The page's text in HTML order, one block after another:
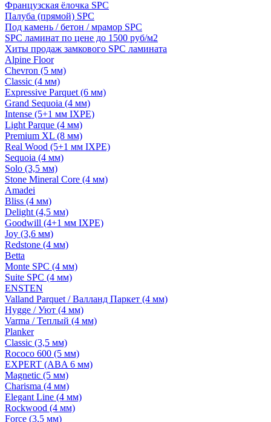
Французская ёлочка SPC
Палуба (прямой) SPC
Под камень / бетон / мрамор SPC
SPC ламинат по цене до 1500 руб/м2
Хиты продаж замкового SPC ламината
Alpine Floor
Chevron (5 мм)
Classic (4 мм)
Expressive Parquet (6 мм)
Grand Sequoia (4 мм)
Intense (5+1 мм IXPE)
Light Parque (4 мм)
Premium XL (8 мм)
Real Wood (5+1 мм IXPE)
Sequoia (4 мм)
Solo (3,5 мм)
Stone Mineral Core (4 мм)
Amadei
Bliss (4 мм)
Delight (4,5 мм)
Goodwill (4+1 мм IXPE)
Joy (3,6 мм)
Redstone (4 мм)
Betta
Monte SPC (4 мм)
Suite SPC (4 мм)
ENSTEN
Valland Parquet / Валланд Паркет (4 мм)
Hygge / Уют (4 мм)
Varma / Теплый (4 мм)
Planker
Classic (3,5 мм)
Rococo 600 (5 мм)
EXPERT (ABA 6 мм)
Magnetic (5 мм)
Charisma (4 мм)
Elegant Line (4 мм)
Rockwood (4 мм)
Force (3,5 мм)